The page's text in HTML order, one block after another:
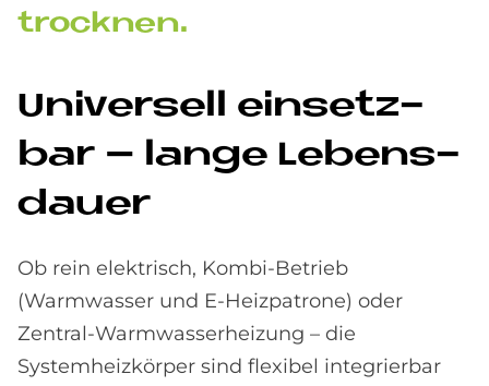
trock­nen.
Uni­ver­sell ein­setz­
bar – lan­ge Le­bens­
dau­er
Ob rein elektrisch, Kombi-Betrieb
(Warmwasser und E-Heizpatrone) oder
Zentral-Warmwasserheizung – die
Systemheizkörper sind flexibel integrierbar